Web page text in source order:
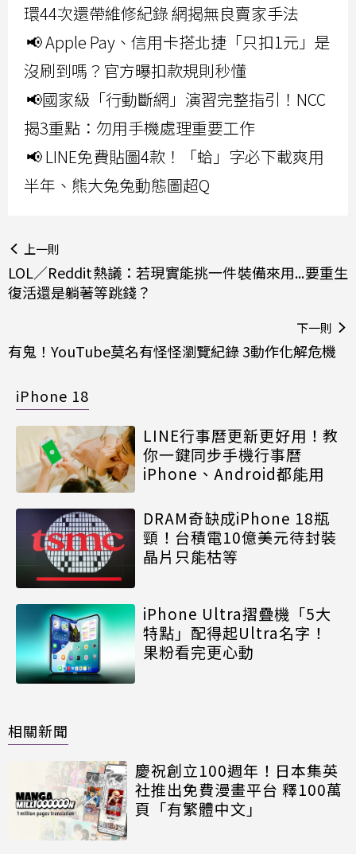
環44次還帶維修紀錄 網揭無良賣家手法
📢 Apple Pay、信用卡搭北捷「只扣1元」是
沒刷到嗎？官方曝扣款規則秒懂
📢國家級「行動斷網」演習完整指引！NCC
揭3重點：勿用手機處理重要工作
📢 LINE免費貼圖4款！「蛤」字必下載爽用
半年、熊大兔兔動態圖超Q
上一則
LOL／Reddit熱議：若現實能挑一件裝備來用...要重生
復活還是躺著等跳錢？
下一則
有鬼！YouTube莫名有怪怪瀏覽紀錄 3動作化解危機
iPhone 18
LINE行事曆更新更好用！教
你一鍵同步手機行事曆
iPhone、Android都能用
DRAM奇缺成iPhone 18瓶
頸！台積電10億美元待封裝
晶片只能枯等
iPhone Ultra摺疊機「5大
特點」配得起Ultra名字！
果粉看完更心動
相關新聞
慶祝創立100週年！日本集英
社推出免費漫畫平台 釋100萬
頁「有繁體中文」